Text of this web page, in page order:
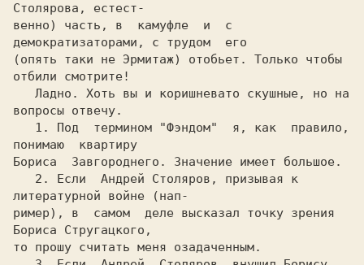
Столярова, естест-
венно) часть, в  камуфле  и  с
демократизаторами, с трудом  его
(опять таки не Эрмитаж) отобьет. Только чтобы
отбили смотрите!
вопросы отвечу.
понимаю  квартиру
Бориса  Завгороднего. Значение имеет большое.
литературной войне (нап-
ример), в  самом  деле высказал точку зрения
Бориса Стругацкого,
то прошу считать меня озадаченным.